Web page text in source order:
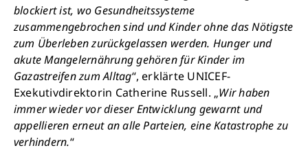
blockiert ist, wo Gesundheitssysteme
zusammengebrochen sind und Kinder ohne das Nötigste
zum Überleben zurückgelassen werden. Hunger und
akute Mangelernährung gehören für Kinder im
Gazastreifen zum Alltag“, erklärte UNICEF-
Exekutivdirektorin Catherine Russell. „Wir haben
immer wieder vor dieser Entwicklung gewarnt und
appellieren erneut an alle Parteien, eine Katastrophe zu
verhindern.“